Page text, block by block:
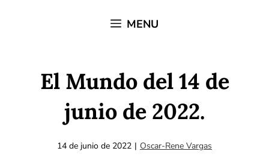
MENU
El Mundo del 14 de
junio de 2022.
14 de junio de 2022 | Oscar-Rene Vargas